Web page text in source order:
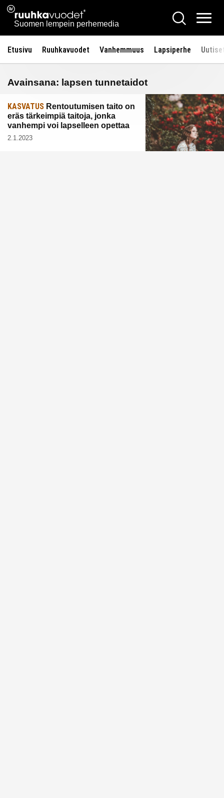
Siirry
sisältöön
Ruuhkavuodet.fi
Suomen lempein perhemedia
Hae
Etusivu Ruuhkavuodet Vanhemmuus Lapsiperhe
Avainsana: lapsen tunnetaidot
KASVATUS Rentoutumisen taito on
eräs tärkeimpiä taitoja, jonka
vanhempi voi lapselleen opettaa
2.1.2023